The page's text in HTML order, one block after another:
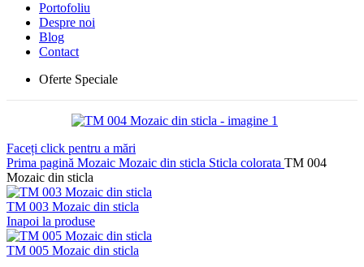
Portofoliu
Despre noi
Blog
Contact
Oferte Speciale
Faceți click pentru a mări
Prima pagină Mozaic Mozaic din sticla Sticla colorata TM 004
Mozaic din sticla
TM 003 Mozaic din sticla
Inapoi la produse
TM 005 Mozaic din sticla